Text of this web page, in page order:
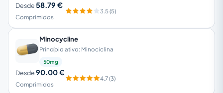
Desde58.79 €
Comprimidos
3.5 (5)
Minocycline
Princípio ativo: Minociclina
50mg
Desde90.00 €
Comprimidos
4.7 (3)